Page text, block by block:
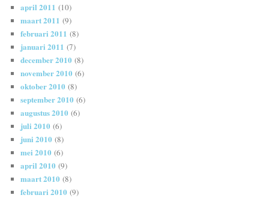
april 2011 (10)
maart 2011 (9)
februari 2011 (8)
januari 2011 (7)
december 2010 (8)
november 2010 (6)
oktober 2010 (8)
september 2010 (6)
augustus 2010 (6)
juli 2010 (6)
juni 2010 (8)
mei 2010 (6)
april 2010 (9)
maart 2010 (8)
februari 2010 (9)